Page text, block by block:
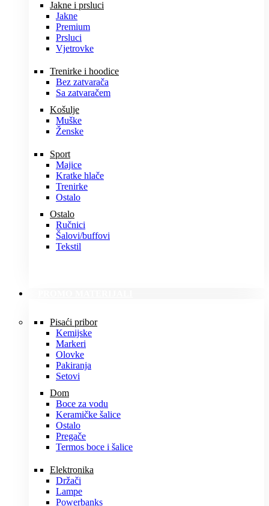
Jakne i prsluci
Jakne
Premium
Prsluci
Vjetrovke
Trenirke i hoodice
Bez zatvarača
Sa zatvaračem
Košulje
Muške
Ženske
Sport
Majice
Kratke hlače
Trenirke
Ostalo
Ostalo
Ručnici
Šalovi/buffovi
Tekstil
Pisaći pribor
Kemijske
Markeri
Olovke
Pakiranja
Setovi
Dom
Boce za vodu
Keramičke šalice
Ostalo
Pregače
Termos boce i šalice
Elektronika
Držači
Lampe
Powerbanks